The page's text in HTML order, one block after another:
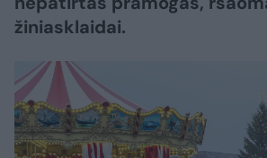
žiniasklaidai.